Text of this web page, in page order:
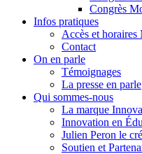
Congrès
Infos pratiques
Accès et horaires
Contact
On en parle
Témoignages
La presse en parle
Qui sommes-nous
La marque
Innovation en
Julien Peron le
Soutien et